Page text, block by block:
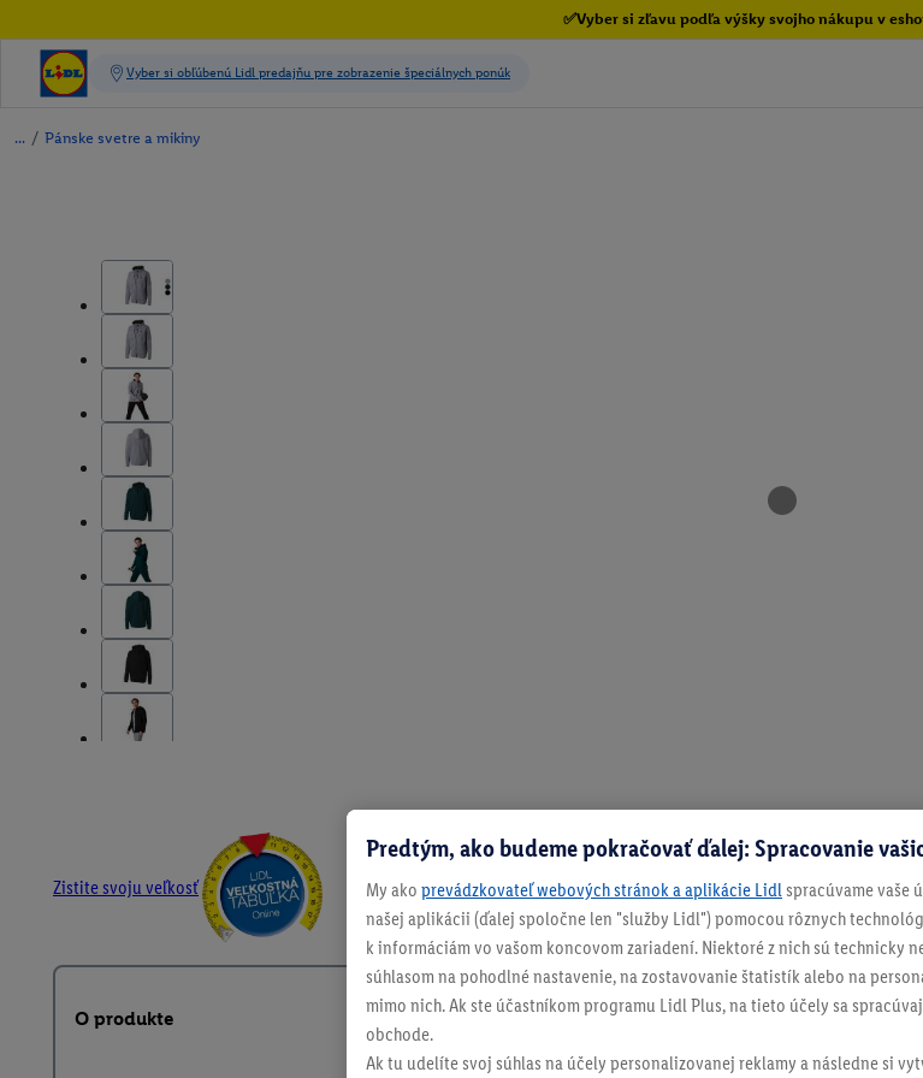
✅Vyber si zľavu podľa výšky svojho nákupu v
/ Pánske svetre a mikiny
Zistite svoju veľkosť
O produkte
Predtým, ako budeme pokračovať ďalej: Spracovanie
My ako prevádzkovateľ webových stránok a aplikácie Lidl spracúvame vaše
našej aplikácii (ďalej spoločne len "služby Lidl") pomocou rôznych
k informáciám vo vašom koncovom zariadení. Niektoré z nich sú technicky
súhlasom na pohodlné nastavenie, na zostavovanie štatistík alebo na
mimo nich. Ak ste účastníkom programu Lidl Plus, na tieto účely sa
obchode.
Ak tu udelíte svoj súhlas na účely personalizovanej reklamy a následne si